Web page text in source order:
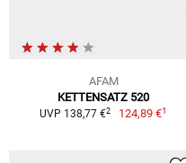
AFAM
KETTENSATZ 520
UVP 138,77 €2 124,89 €1